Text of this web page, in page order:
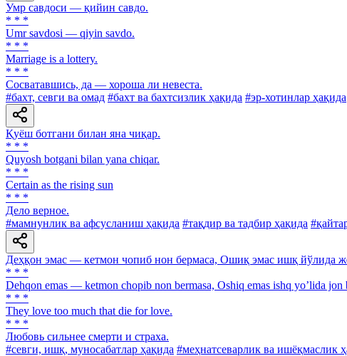
Умр савдоси — қийин савдо.
* * *
Umr savdosi — qiyin savdo.
* * *
Marriage is a lottery.
* * *
Сосватавшись, да — хороша ли невеста.
#бахт, севги ва омад #бахт ва бахтсизлик ҳақида #эр-хотинлар ҳақида
Қуёш ботгани билан яна чиқар.
* * *
Quyosh botgani bilan yana chiqar.
* * *
Certain as the rising sun
* * *
Дело верное.
#мамнунлик ва афсусланиш ҳақида #тақдир ва тадбир ҳақида
Деҳқон эмас — кетмон чопиб нон бермаса, Ошиқ эмас ишқ йўлида
* * *
Dehqon emas — ketmon chopib non bermasa, Oshiq emas ishq yoʼlida jon
* * *
They love too much that die for love.
* * *
Любовь сильнее смерти и страха.
#севги, ишқ, муносабатлар ҳақида #меҳнатсеварлик ва ишёқмаслик